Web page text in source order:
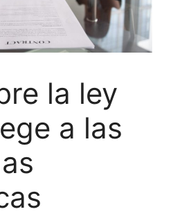
la ley
a las